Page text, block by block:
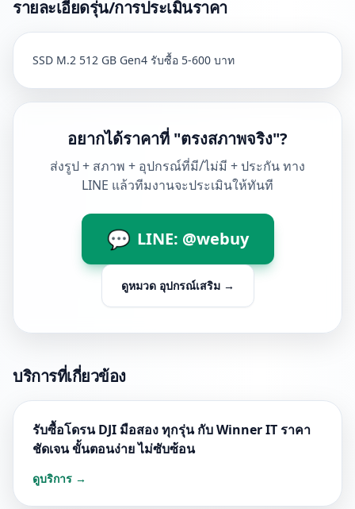
รายละเอียดรุ่น/การประเมินราคา
SSD M.2 512 GB Gen4 รับซื้อ 5-600 บาท
อยากได้ราคาที่ "ตรงสภาพจริง"?
ส่งรูป + สภาพ + อุปกรณ์ที่มี/ไม่มี + ประกัน ทาง
LINE แล้วทีมงานจะประเมินให้ทันที
💬 LINE: @webuy
ดูหมวด อุปกรณ์เสริม→
บริการที่เกี่ยวข้อง
รับซื้อโดรน DJI มือสอง ทุกรุ่น กับ Winner IT ราคา
ชัดเจน ขั้นตอนง่าย ไม่ซับซ้อน
ดูบริการ →